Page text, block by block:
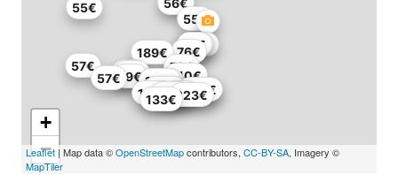
566€
53€
189€
131€
55€
348€
104€
117€
58€
57€
223€
157€
72€
55€
49€
370€
76€
65€
688€
74€
210€
133€62€
315€
57€
+
−
Leaflet | Map data ©OpenStreetMapcontributors, CC-BY-SA, Imagery ©
MapTiler